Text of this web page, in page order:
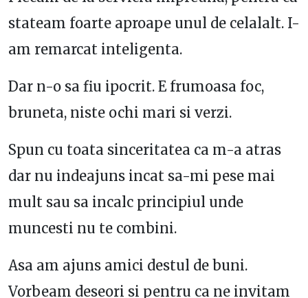
stateam foarte aproape unul de celalalt. I-
am remarcat inteligenta.
Dar n-o sa fiu ipocrit. E frumoasa foc,
bruneta, niste ochi mari si verzi.
Spun cu toata sinceritatea ca m-a atras
dar nu indeajuns incat sa-mi pese mai
mult sau sa incalc principiul unde
muncesti nu te combini.
Asa am ajuns amici destul de buni.
Vorbeam deseori si pentru ca ne invitam